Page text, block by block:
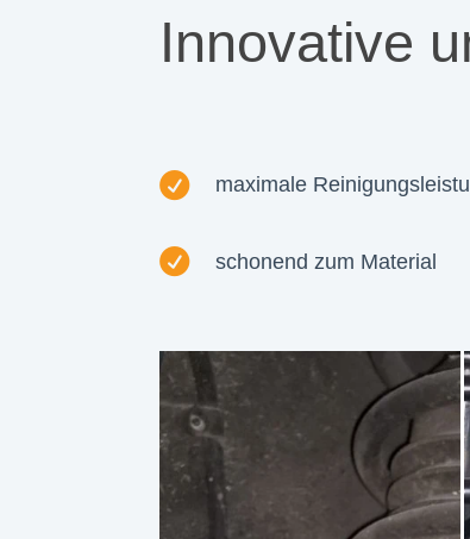
Innovative
 maximale
 schonend zum Material